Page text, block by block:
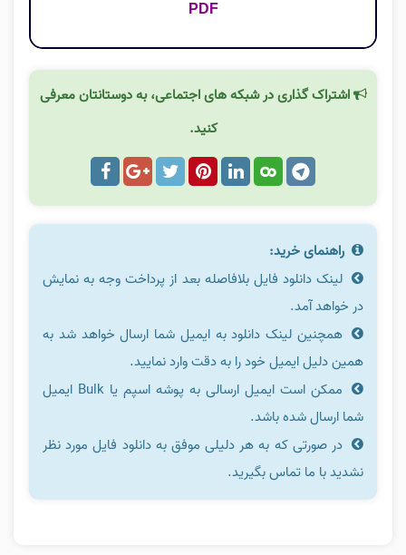
PDF
اشتراک گذاری در شبکه های اجتماعی، به دوستانتان معرفی
کنید.
راهنمای خرید:
لینک دانلود فایل بلافاصله بعد از پرداخت وجه به نمایش
در خواهد آمد.
همچنین لینک دانلود به ایمیل شما ارسال خواهد شد به
همین دلیل ایمیل خود را به دقت وارد نمایید.
ممکن است ایمیل ارسالی به پوشه اسپم یا Bulk ایمیل
شما ارسال شده باشد.
در صورتی که به هر دلیلی موفق به دانلود فایل مورد نظر
نشدید با ما تماس بگیرید.